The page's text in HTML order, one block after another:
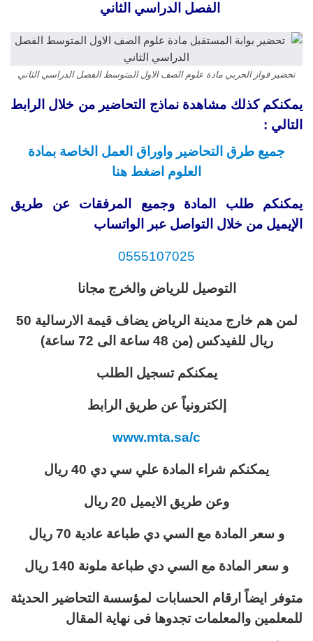
الفصل الدراسي الثاني
تحضير فواز الحربي مادة علوم الصف الاول المتوسط الفصل الدراسي الثاني
يمكنكم كذلك مشاهدة نماذج التحاضير من خلال الرابط
التالي :
جميع طرق التحاضير واوراق العمل الخاصة بمادة
العلوم اضغط هنا
يمكنكم طلب المادة وجميع المرفقات عن طريق
الإيميل من خلال التواصل عبر الواتساب
0555107025
التوصيل للرياض والخرج مجانا
لمن هم خارج مدينة الرياض يضاف قيمة الارسالية 50
ريال للفيدكس (من 48 ساعة الى 72 ساعة)
يمكنكم تسجيل الطلب
إلكترونياً عن طريق الرابط
www.mta.sa/c
يمكنكم شراء المادة علي سي دي 40 ريال
وعن طريق الايميل 20 ريال
و سعر المادة مع السي دي طباعة عادية 70 ريال
و سعر المادة مع السي دي طباعة ملونة 140 ريال
متوفر ايضاً ارقام الحسابات لمؤسسة التحاضير الحديثة
للمعلمين والمعلمات تجدوها فى نهاية المقال